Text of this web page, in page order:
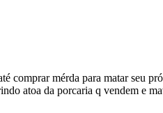
comprar mérda para matar seu
atoa da porcaria q vendem e